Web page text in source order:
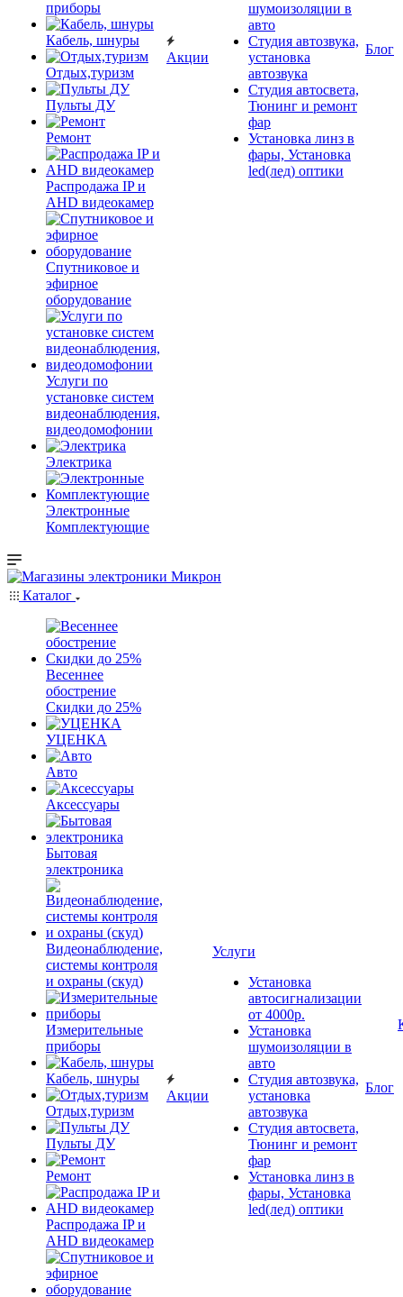
приборы
Кабель, шнуры
Отдых,туризм
Пульты ДУ
Ремонт
Распродажа IP и
AHD видеокамер
Спутниковое и
эфирное
оборудование
Услуги по
установке систем
видеонаблюдения,
видеодомофонии
Электрика
Электронные
Комплектующие
Акции
шумоизоляции в
авто
Студия автозвука,
установка
автозвука
Студия автосвета,
Тюнинг и ремонт
фар
Установка линз в
фары, Установка
led(лед) оптики
Блог
Каталог
Весеннее
обострение
Скидки до 25%
УЦЕНКА
Авто
Аксессуары
Бытовая
электроника
Видеонаблюдение,
системы контроля
и охраны (скуд)
Измерительные
приборы
Кабель, шнуры
Отдых,туризм
Пульты ДУ
Ремонт
Распродажа IP и
AHD видеокамер
Акции
Услуги
Установка
автосигнализации
от 4000р.
Установка
шумоизоляции в
авто
Студия автозвука,
установка
автозвука
Студия автосвета,
Тюнинг и ремонт
фар
Установка линз в
фары, Установка
led(лед) оптики
Блог